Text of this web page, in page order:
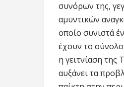
συνόρων της,
αμυντικών
οποίο συνιστά
έχουν το
η γειτνίαση της
αυξάνει τα